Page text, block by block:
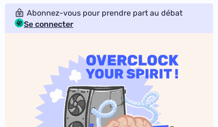
Abonnez-vous pour prendre part au débat
Se connecter